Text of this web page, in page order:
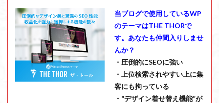
当ブログで使用しているWP
のテーマはTHE THORで
す。あなたも仲間入りしませ
んか？
・圧倒的にSEOに強い
・上位検索されやすい上に集
客にも拘っている
・“デザイン着せ替え機能”が